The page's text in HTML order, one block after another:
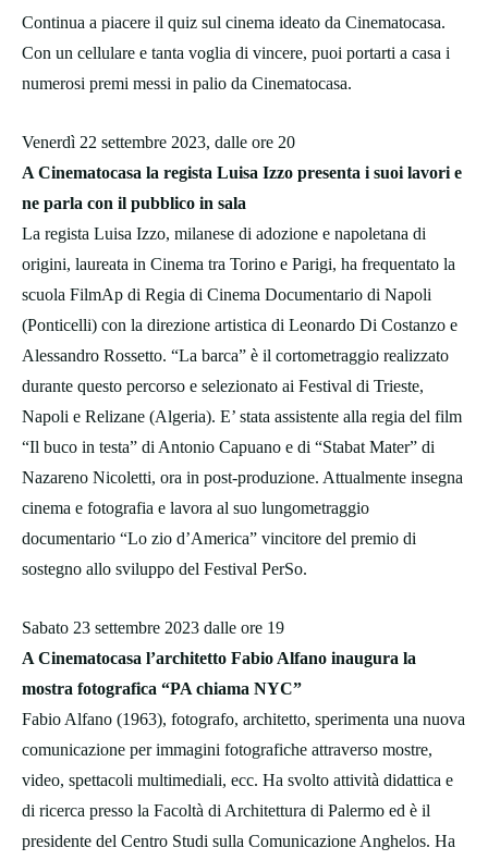
Continua a piacere il quiz sul cinema ideato da Cinematocasa.
Con un cellulare e tanta voglia di vincere, puoi portarti a casa i
numerosi premi messi in palio da Cinematocasa.
Venerdì 22 settembre 2023, dalle ore 20
A Cinematocasa la regista Luisa Izzo presenta i suoi lavori e
ne parla con il pubblico in sala
La regista Luisa Izzo, milanese di adozione e napoletana di
origini, laureata in Cinema tra Torino e Parigi, ha frequentato la
scuola FilmAp di Regia di Cinema Documentario di Napoli
(Ponticelli) con la direzione artistica di Leonardo Di Costanzo e
Alessandro Rossetto. “La barca” è il cortometraggio realizzato
durante questo percorso e selezionato ai Festival di Trieste,
Napoli e Relizane (Algeria). E’ stata assistente alla regia del film
“Il buco in testa” di Antonio Capuano e di “Stabat Mater” di
Nazareno Nicoletti, ora in post-produzione. Attualmente insegna
cinema e fotografia e lavora al suo lungometraggio
documentario “Lo zio d’America” vincitore del premio di
sostegno allo sviluppo del Festival PerSo.
Sabato 23 settembre 2023 dalle ore 19
A Cinematocasa l’architetto Fabio Alfano inaugura la
mostra fotografica “PA chiama NYC”
Fabio Alfano (1963), fotografo, architetto, sperimenta una nuova
comunicazione per immagini fotografiche attraverso mostre,
video, spettacoli multimediali, ecc. Ha svolto attività didattica e
di ricerca presso la Facoltà di Architettura di Palermo ed è il
presidente del Centro Studi sulla Comunicazione Anghelos. Ha